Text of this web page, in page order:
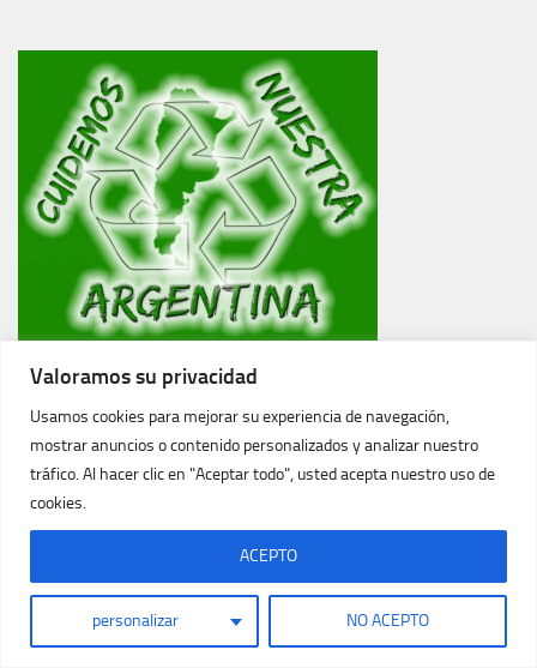
Valoramos su privacidad
Usamos cookies para mejorar su experiencia de navegación,
mostrar anuncios o contenido personalizados y analizar nuestro
tráfico. Al hacer clic en "Aceptar todo", usted acepta nuestro uso de
cookies.
personalizar NO ACEPTO
ACEPTO